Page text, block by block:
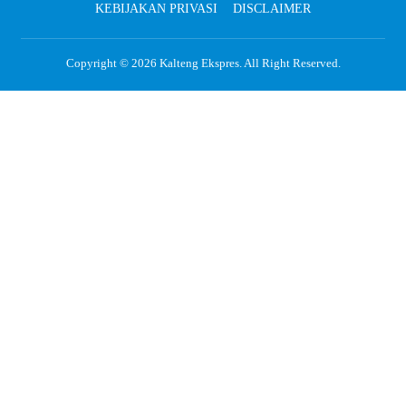
KEBIJAKAN PRIVASI
DISCLAIMER
Copyright © 2026 Kalteng Ekspres. All Right Reserved.